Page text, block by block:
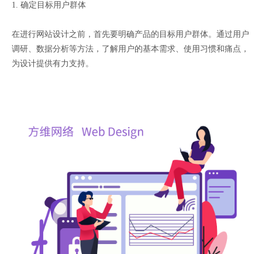
1. 确定目标用户群体
在进行网站设计之前，首先要明确产品的目标用户群体。通过用户
调研、数据分析等方法，了解用户的基本需求、使用习惯和痛点，
为设计提供有力支持。